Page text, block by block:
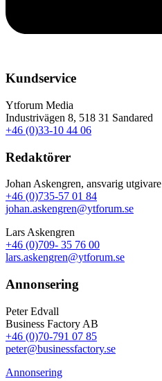
Kundservice
Ytforum Media
Industrivägen 8, 518 31 Sandared
+46 (0)33-10 44 06
Redaktörer
Johan Askengren, ansvarig utgivare
+46 (0)735-57 01 84
johan.askengren@ytforum.se
Lars Askengren
+46 (0)709- 35 76 00
lars.askengren@ytforum.se
Annonsering
Peter Edvall
Business Factory AB
+46 (0)70-791 07 85
peter@businessfactory.se
Annonsering